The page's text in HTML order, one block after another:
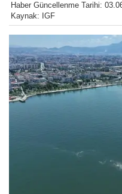
Haber Güncellenme Tarihi:
Kaynak: IGF